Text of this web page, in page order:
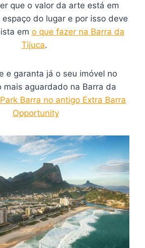
que o valor da arte está em
do lugar e por isso deve
em o que fazer na Barra da
Tijuca.
e garanta já o seu imóvel no
mais aguardado na Barra da
Barra no antigo Extra Barra
Opportunity